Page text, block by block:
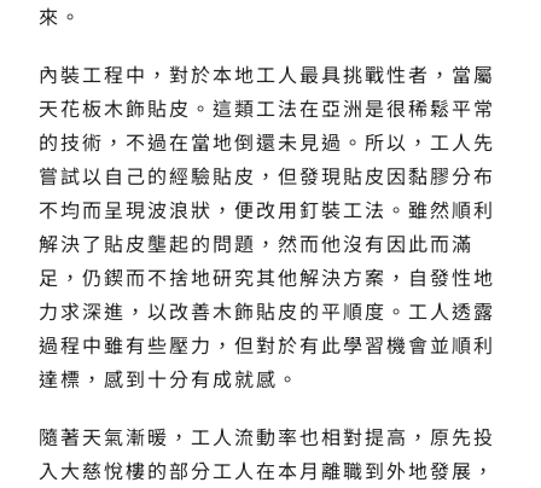
來。
內裝工程中，對於本地工人最具挑戰性者，當屬
天花板木飾貼皮。這類工法在亞洲是很稀鬆平常
的技術，不過在當地倒還未見過。所以，工人先
嘗試以自己的經驗貼皮，但發現貼皮因黏膠分布
不均而呈現波浪狀，便改用釘裝工法。雖然順利
解決了貼皮壟起的問題，然而他沒有因此而滿
足，仍鍥而不捨地研究其他解決方案，自發性地
力求深進，以改善木飾貼皮的平順度。工人透露
過程中雖有些壓力，但對於有此學習機會並順利
達標，感到十分有成就感。
隨著天氣漸暖，工人流動率也相對提高，原先投
入大慈悅樓的部分工人在本月離職到外地發展，